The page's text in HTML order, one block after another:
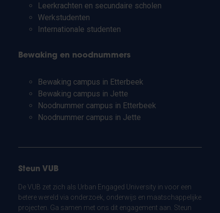
Leerkrachten en secundaire scholen
Werkstudenten
Internationale studenten
Bewaking en noodnummers
Bewaking campus in Etterbeek
Bewaking campus in Jette
Noodnummer campus in Etterbeek
Noodnummer campus in Jette
Steun VUB
De VUB zet zich als Urban Engaged University in voor een
betere wereld via onderzoek, onderwijs en maatschappelijke
projecten. Ga samen met ons dit engagement aan. Steun